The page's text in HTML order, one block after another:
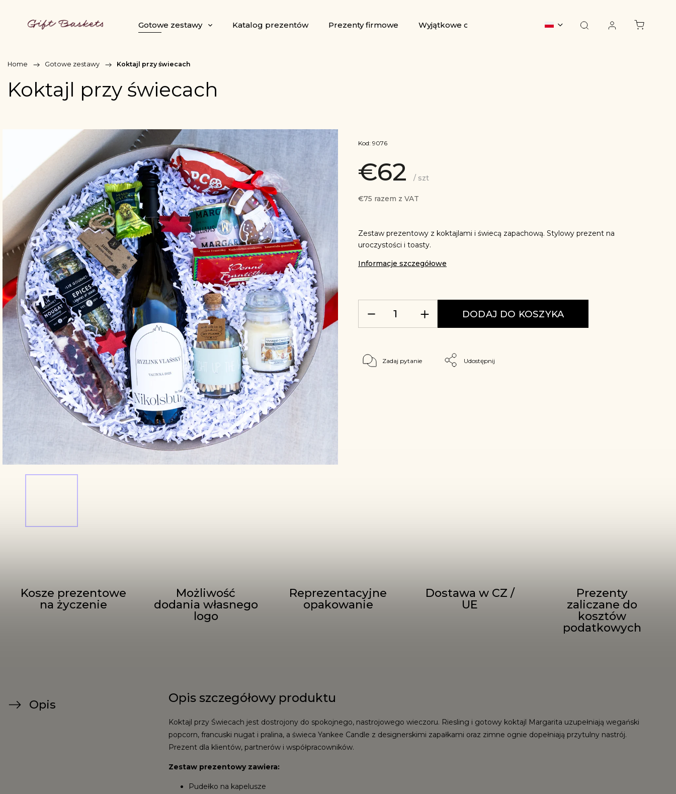
Gotowe zestawy Katalog prezentów Prezenty firmowe Wyjątkowe chwile Kontakt
Home / Gotowe zestawy / Koktajl przy świecach
Koktajl przy świecach
€62/ szt
€75 razem z VAT
Kod: 9076
Zestaw prezentowy z koktajlami i świecą zapachową. Stylowy prezent na
uroczystości i toasty.
Informacje szczegółowe
DODAJ DO KOSZYKA
Zadaj pytanie Udostępnij
Kosze prezentowe
na życzenie
Możliwość
dodania własnego
logo
Reprezentacyjne
opakowanie
Dostawa w CZ /
UE
Prezenty
zaliczane do
kosztów
podatkowych
Opis Opis szczegółowy produktu
Koktajl przy Świecach jest dostrojony do spokojnego, nastrojowego wieczoru. Riesling i gotowy koktajl Margarita uzupełniają wegański
popcorn, francuski nugat i pralina, a świeca Yankee Candle z designerskimi zapałkami oraz zimne ognie dopełniają przytulny nastrój.
Prezent dla klientów, partnerów i współpracowników.
Zestaw prezentowy zawiera:
Pudełko na kapelusze